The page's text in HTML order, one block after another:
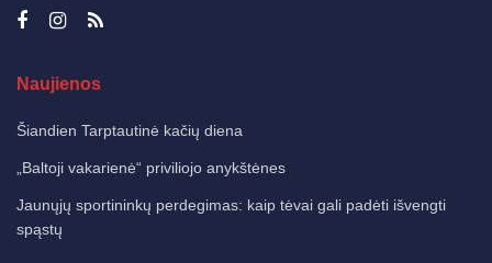
Naujienos
Šiandien Tarptautinė kačių diena
„Baltoji vakarienė“ priviliojo anykštėnes
Jaunųjų sportininkų perdegimas: kaip tėvai gali padėti išvengti
spąstų